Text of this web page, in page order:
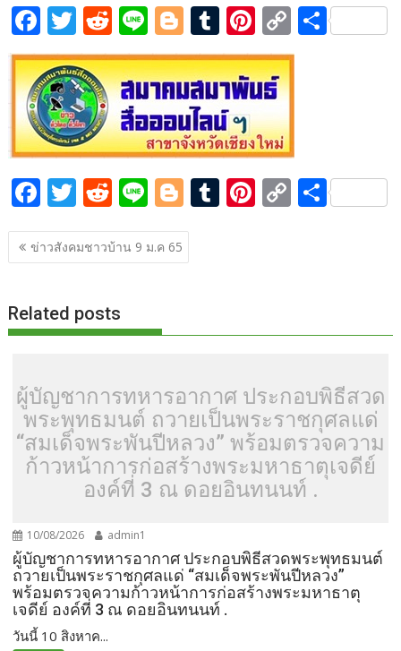
F
ac
e
b
o
o
k
T
w
itt
er
R
e
d
di
t
Li
n
e
Bl
o
g
g
er
T
u
m
bl
r
Pi
nt
er
e
st
C
o
Li
n
k
S
F
ac
e
o
o
T
w
itt
R
e
d
t
Li
n
e
Bl
o
T Pi C
n
S
แนะแนว
เรื่อง
ข่าวสังคมชาวบ้าน 9 ม.ค 65
Related posts
ผู้บัญชาการทหารอากาศ ประกอบพิธีสวด
พระพุทธมนต์ ถวายเป็นพระราชกุศลแด่
“สมเด็จพระพันปีหลวง” พร้อมตรวจความ
ก้าวหน้าการก่อสร้างพระมหาธาตุเจดีย์
องค์ที่ 3 ณ ดอยอินทนนท์ .
10/08/2026 admin1
ผู้บัญชาการทหารอากาศ ประกอบพิธีสวดพระพุทธมนต์
ถวายเป็นพระราชกุศลแด่ “สมเด็จพระพันปีหลวง”
พร้อมตรวจความก้าวหน้าการก่อสร้างพระมหาธาตุ
เจดีย์ องค์ที่ 3 ณ ดอยอินทนนท์ .
วันนี้ 10 สิงหาค...